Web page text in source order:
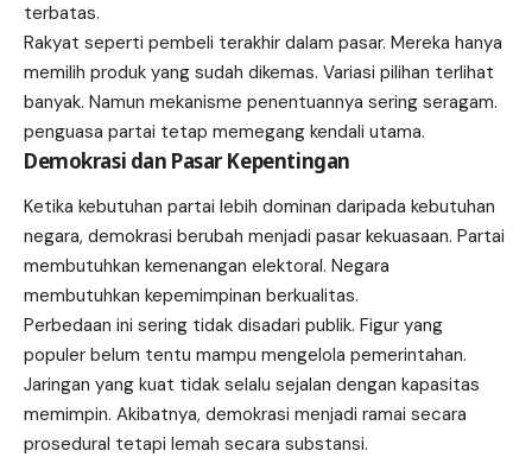
terbatas.
Rakyat seperti pembeli terakhir dalam pasar. Mereka hanya
memilih produk yang sudah dikemas. Variasi pilihan terlihat
banyak. Namun mekanisme penentuannya sering seragam.
penguasa partai tetap memegang kendali utama.
Demokrasi dan Pasar Kepentingan
Ketika kebutuhan partai lebih dominan daripada kebutuhan
negara, demokrasi berubah menjadi pasar kekuasaan. Partai
membutuhkan kemenangan elektoral. Negara
membutuhkan kepemimpinan berkualitas.
Perbedaan ini sering tidak disadari publik. Figur yang
populer belum tentu mampu mengelola pemerintahan.
Jaringan yang kuat tidak selalu sejalan dengan kapasitas
memimpin. Akibatnya, demokrasi menjadi ramai secara
prosedural tetapi lemah secara substansi.